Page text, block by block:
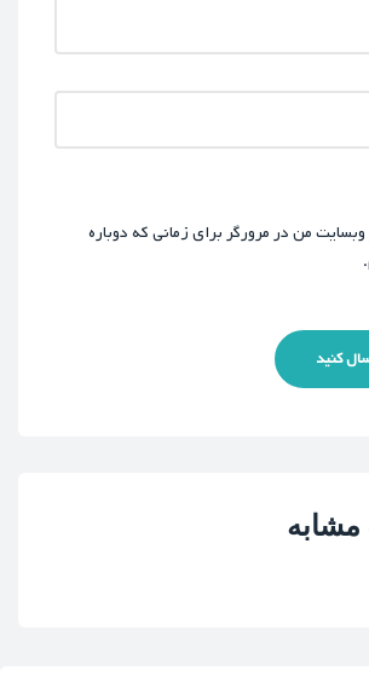
وبسایت من در مرورگر برای زمانی که دوباره
کنید